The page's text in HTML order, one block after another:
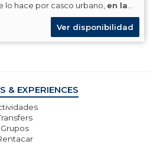
lo hace por casco urbano, en la
Ver disponibilidad
& EXPERIENCES
Grupos